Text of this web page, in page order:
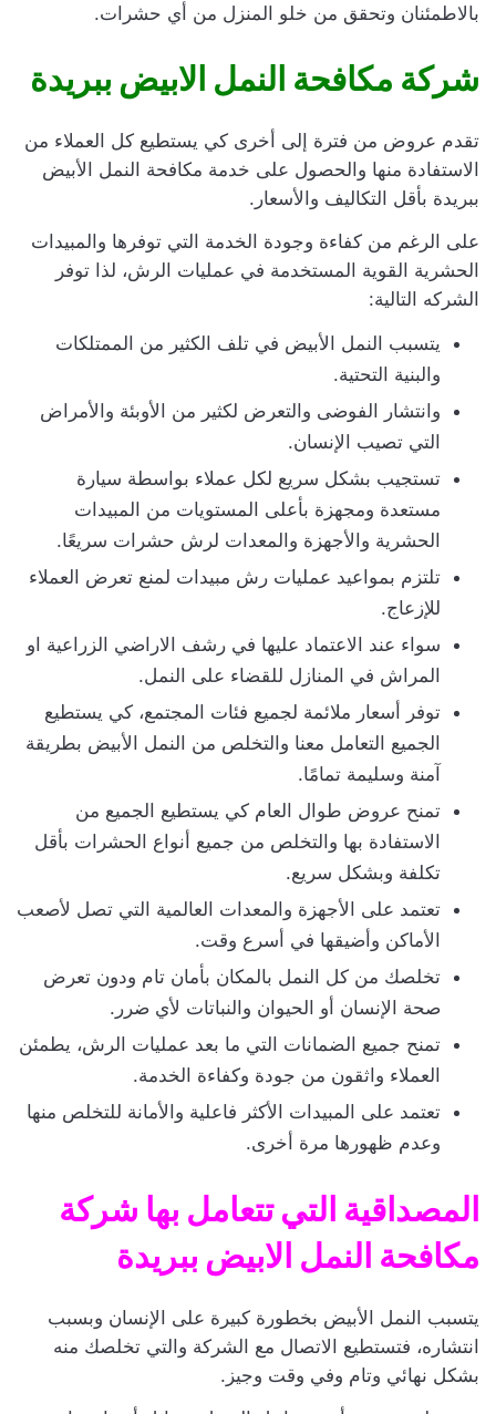
بالاطمئنان وتحقق من خلو المنزل من أي حشرات.
شركة مكافحة النمل الابيض ببريدة
تقدم عروض من فترة إلى أخرى كي يستطيع كل العملاء من
الاستفادة منها والحصول على خدمة مكافحة النمل الأبيض
ببريدة بأقل التكاليف والأسعار.
على الرغم من كفاءة وجودة الخدمة التي توفرها والمبيدات
الحشرية القوية المستخدمة في عمليات الرش، لذا توفر
الشركه التالية:
يتسبب النمل الأبيض في تلف الكثير من الممتلكات
والبنية التحتية.
وانتشار الفوضى والتعرض لكثير من الأوبئة والأمراض
التي تصيب الإنسان.
تستجيب بشكل سريع لكل عملاء بواسطة سيارة
مستعدة ومجهزة بأعلى المستويات من المبيدات
الحشرية والأجهزة والمعدات لرش حشرات سريعًا.
تلتزم بمواعيد عمليات رش مبيدات لمنع تعرض العملاء
للإزعاج.
سواء عند الاعتماد عليها في رشف الاراضي الزراعية او
المراش في المنازل للقضاء على النمل.
توفر أسعار ملائمة لجميع فئات المجتمع، كي يستطيع
الجميع التعامل معنا والتخلص من النمل الأبيض بطريقة
آمنة وسليمة تمامًا.
تمنح عروض طوال العام كي يستطيع الجميع من
الاستفادة بها والتخلص من جميع أنواع الحشرات بأقل
تكلفة وبشكل سريع.
تعتمد على الأجهزة والمعدات العالمية التي تصل لأصعب
الأماكن وأضيقها في أسرع وقت.
تخلصك من كل النمل بالمكان بأمان تام ودون تعرض
صحة الإنسان أو الحيوان والنباتات لأي ضرر.
تمنح جميع الضمانات التي ما بعد عمليات الرش، يطمئن
العملاء واثقون من جودة وكفاءة الخدمة.
تعتمد على المبيدات الأكثر فاعلية والأمانة للتخلص منها
وعدم ظهورها مرة أخرى.
المصداقية التي تتعامل بها شركة
مكافحة النمل الابيض ببريدة
يتسبب النمل الأبيض بخطورة كبيرة على الإنسان وبسبب
انتشاره، فتستطيع الاتصال مع الشركة والتي تخلصك منه
بشكل نهائي وتام وفي وقت وجيز.